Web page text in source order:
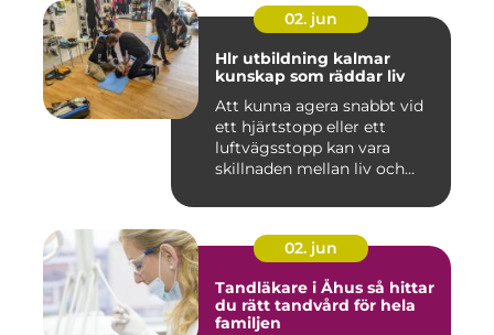
02. jun
Hlr utbildning kalmar
kunskap som räddar liv
Att kunna agera snabbt vid
ett hjärtstopp eller ett
luftvägsstopp kan vara
skillnaden mellan liv och...
02. jun
Tandläkare i Åhus så hittar
du rätt tandvård för hela
familjen